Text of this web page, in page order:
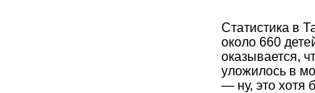
Статистика в
около 660
оказывается,
уложилось в
— ну, это хотя